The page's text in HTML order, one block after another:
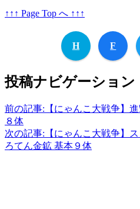
↑↑↑ Page Top へ ↑↑↑
H F
投稿ナビゲーション
前の記事: 【にゃんこ大戦争】
８体
次の記事: 【にゃんこ大戦争】
ろてん金鉱 基本９体